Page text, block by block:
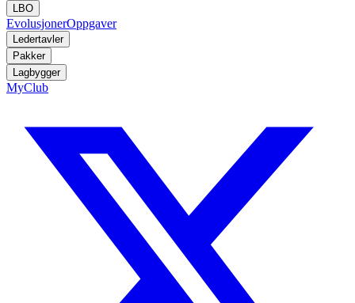
LBO
EvolusjonerOppgaver
Ledertavler
Pakker
Lagbygger
MyClub